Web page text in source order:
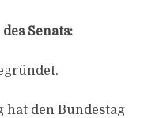
Senats:
hat den Bundestag